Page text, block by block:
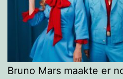
Bruno Mars maakte er